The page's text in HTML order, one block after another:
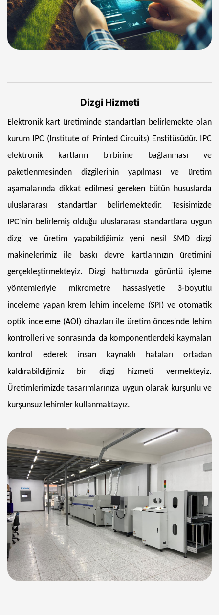
Dizgi Hizmeti
Elektronik kart üretiminde standartları belirlemekte olan
kurum IPC (Institute of Printed Circuits) Enstitüsüdür. IPC
elektronik kartların birbirine bağlanması ve
paketlenmesinden dizgilerinin yapılması ve üretim
aşamalarında dikkat edilmesi gereken bütün hususlarda
uluslararası standartlar belirlemektedir. Tesisimizde
IPC’nin belirlemiş olduğu uluslararası standartlara uygun
dizgi ve üretim yapabildiğimiz yeni nesil SMD dizgi
makinelerimiz ile baskı devre kartlarınızın üretimini
gerçekleştirmekteyiz. Dizgi hattımızda görüntü işleme
yöntemleriyle mikrometre hassasiyetle 3-boyutlu
inceleme yapan krem lehim inceleme (SPI) ve otomatik
optik inceleme (AOI) cihazları ile üretim öncesinde lehim
kontrolleri ve sonrasında da komponentlerdeki kaymaları
kontrol ederek insan kaynaklı hataları ortadan
kaldırabildiğimiz bir dizgi hizmeti vermekteyiz.
Üretimlerimizde tasarımlarınıza uygun olarak kurşunlu ve
kurşunsuz lehimler kullanmaktayız.